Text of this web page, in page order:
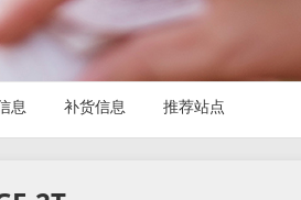
息 补货信息 推荐站点